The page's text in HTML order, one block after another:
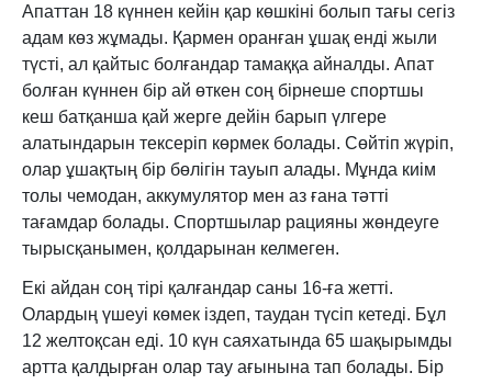
Апаттан 18 күннен кейін қар көшкіні болып тағы сегіз
адам көз жұмады. Қармен оранған ұшақ енді жыли
түсті, ал қайтыс болғандар тамаққа айналды. Апат
болған күннен бір ай өткен соң бірнеше спортшы
кеш батқанша қай жерге дейін барып үлгере
алатындарын тексеріп көрмек болады. Сөйтіп жүріп,
олар ұшақтың бір бөлігін тауып алады. Мұнда киім
толы чемодан, аккумулятор мен аз ғана тәтті
тағамдар болады. Спортшылар рацияны жөндеуге
тырысқанымен, қолдарынан келмеген.
Екі айдан соң тірі қалғандар саны 16-ға жетті.
Олардың үшеуі көмек іздеп, таудан түсіп кетеді. Бұл
12 желтоқсан еді. 10 күн саяхатында 65 шақырымды
артта қалдырған олар тау ағынына тап болады. Бір